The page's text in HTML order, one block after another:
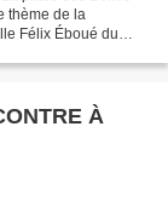
thème de la
Félix Éboué du
À